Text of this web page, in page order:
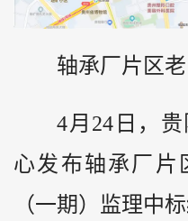
轴承厂片区
4月24日，
心发布轴承厂片
（一期）监理中